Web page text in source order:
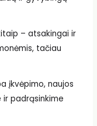
– atsakingai ir
tačiau
įkvėpimo, naujos
ir padrąsinkime